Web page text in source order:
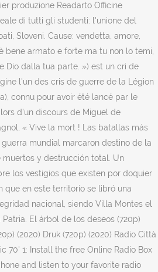
produzione Readarto Officine
di tutti gli studenti: l'unione del
Sloveni. Cause: vendetta, amore,
bene armato e forte ma tu non lo temi,
Dio dalla tua parte. ») est un cri de
l'un des cris de guerre de la Légion
connu pour avoir été lancé par le
d'un discours de Miguel de
« Vive la mort ! Las batallas más
mundial marcaron destino de la
y destrucción total. Un
los vestigios que existen por doquier
que en este territorio se libró una
nacional, siendo Villa Montes el
El árbol de los deseos (720p)
(2020) Druk (720p) (2020) Radio Città
70' 1: Install the free Online Radio Box
and listen to your favorite radio